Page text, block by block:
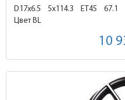
D17x6.5 5x114.3 ET45
67.1
Цвет BL
10